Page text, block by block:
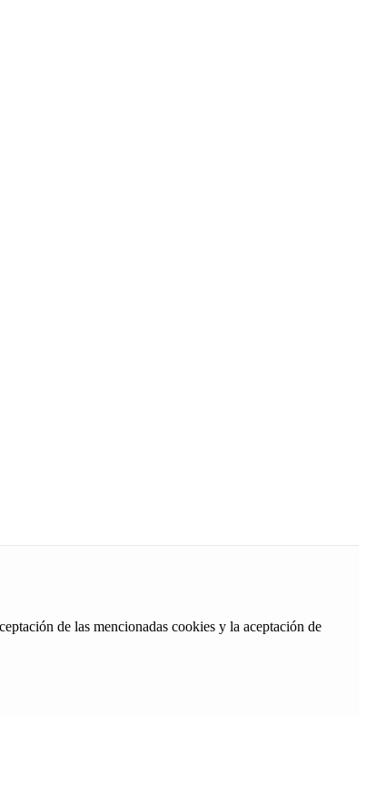
de las mencionadas cookies y la aceptación de